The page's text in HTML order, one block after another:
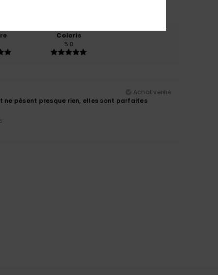
Coloris
5.0
Achat vérifié
pèsent presque rien, elles sont parfaites